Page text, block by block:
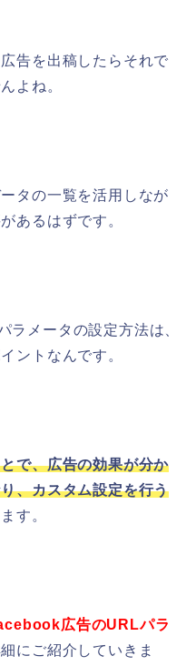
告を出稿したらそれで
よね。
タの一覧を活用しなが
あるはずです。
メータの設定方法は、
ントなんです。
で、広告の効果が分か
、カスタム設定を行う
す。
広告のURLパラ
にご紹介していきま